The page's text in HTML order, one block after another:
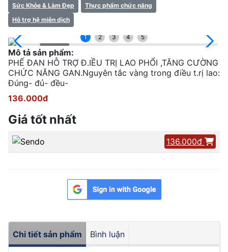
Sức Khỏe & Làm Đẹp
Thực phẩm chức năng
Hỗ trợ hệ miễn dịch
1 2 3 4 5
Mô tả sản phẩm:
PHẾ ĐAN HỖ TRỢ Đ.IỀU TRỊ LAO PHỔI ,TĂNG CƯỜNG
CHỨC NĂNG GAN.Nguyên tắc vàng trong điều t.rị lao:
Đúng- đủ- đều-
136.000đ
Giá tốt nhất
136.000đ
Chi tiết sản phẩm Bình luận